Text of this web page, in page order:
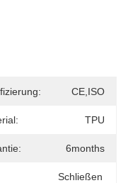
CE,ISO
TPU
6months
Schließen